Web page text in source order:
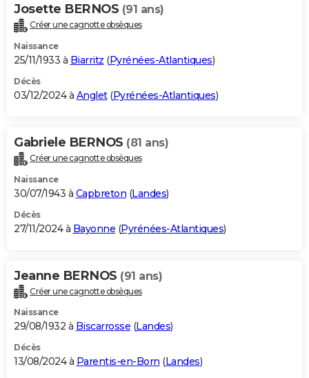
Josette BERNOS (91 ans)
Créer une cagnotte obsèques
Naissance
25/11/1933 à Biarritz (Pyrénées-Atlantiques)
Décès
03/12/2024 à Anglet(Pyrénées-Atlantiques)
Gabriele BERNOS (81 ans)
Créer une cagnotte obsèques
Naissance
30/07/1943 à Capbreton (Landes)
Décès
27/11/2024 à Bayonne (Pyrénées-Atlantiques)
Jeanne BERNOS (91 ans)
Créer une cagnotte obsèques
Naissance
29/08/1932 à Biscarrosse (Landes)
Décès
13/08/2024 à Parentis-en-Born (Landes)